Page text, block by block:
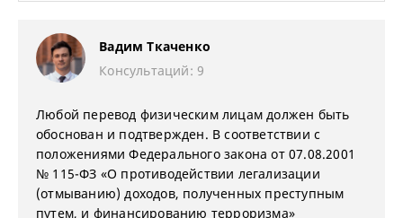
Вадим Ткаченко
Консультаций: 9
Любой перевод физическим лицам должен быть
обоснован и подтвержден. В соответствии с
положениями Федерального закона от 07.08.2001
№ 115-ФЗ «О противодействии легализации
(отмыванию) доходов, полученных преступным
путем, и финансированию терроризма»